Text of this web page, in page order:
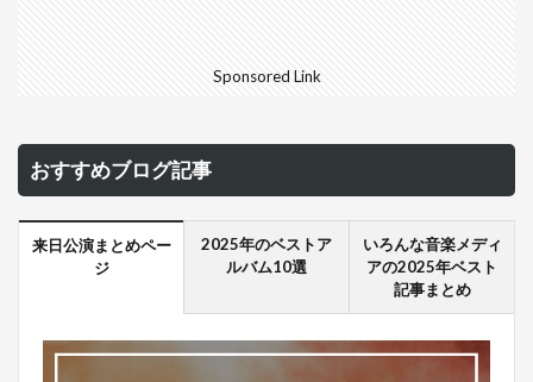
Sponsored Link
おすすめブログ記事
来日公演まとめペー
ジ
2025年のベストア
ルバム10選
いろんな音楽メディ
アの2025年ベスト
記事まとめ